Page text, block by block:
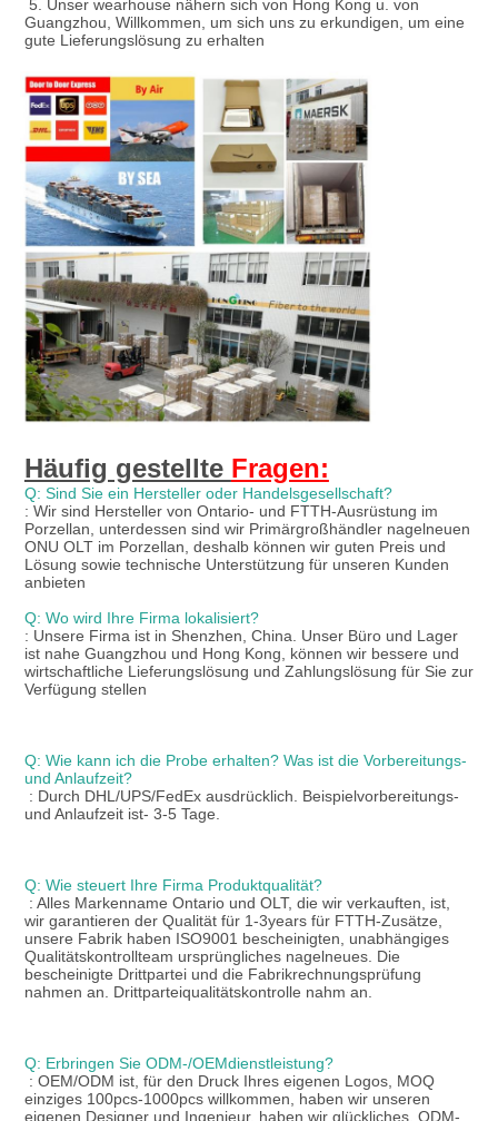
5. Unser wearhouse nähern sich von Hong Kong u. von
Guangzhou, Willkommen, um sich uns zu erkundigen, um eine
gute Lieferungslösung zu erhalten
Häufig gestellte Fragen:
Q: Sind Sie ein Hersteller oder Handelsgesellschaft?
: Wir sind Hersteller von Ontario- und FTTH-Ausrüstung im
Porzellan, unterdessen sind wir Primärgroßhändler nagelneuen
ONU OLT im Porzellan, deshalb können wir guten Preis und
Lösung sowie technische Unterstützung für unseren Kunden
anbieten
Q: Wo wird Ihre Firma lokalisiert?
: Unsere Firma ist in Shenzhen, China. Unser Büro und Lager
ist nahe Guangzhou und Hong Kong, können wir bessere und
wirtschaftliche Lieferungslösung und Zahlungslösung für Sie zur
Verfügung stellen
Q: Wie kann ich die Probe erhalten? Was ist die Vorbereitungs-
und Anlaufzeit?
: Durch DHL/UPS/FedEx ausdrücklich. Beispielvorbereitungs-
und Anlaufzeit ist- 3-5 Tage.
Q: Wie steuert Ihre Firma Produktqualität?
: Alles Markenname Ontario und OLT, die wir verkauften, ist,
wir garantieren der Qualität für 1-3years für FTTH-Zusätze,
unsere Fabrik haben ISO9001 bescheinigten, unabhängiges
Qualitätskontrollteam ursprüngliches nagelneues. Die
bescheinigte Drittpartei und die Fabrikrechnungsprüfung
nahmen an. Drittparteiqualitätskontrolle nahm an.
Q: Erbringen Sie ODM-/OEMdienstleistung?
: OEM/ODM ist, für den Druck Ihres eigenen Logos, MOQ
einziges 100pcs-1000pcs willkommen, haben wir unseren
eigenen Designer und Ingenieur, haben wir glückliches, ODM-